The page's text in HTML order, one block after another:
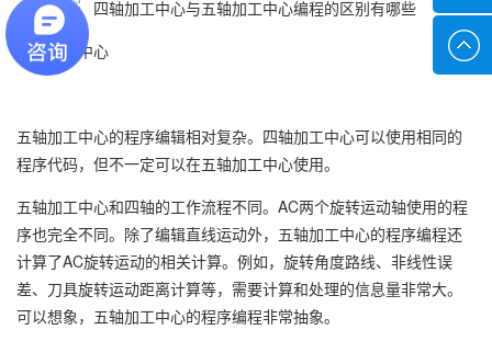
五轴加工中心
五轴加工中心的程序编辑相对复杂。四轴加工中心可以使用相同的
程序代码，但不一定可以在五轴加工中心使用。
五轴加工中心和四轴的工作流程不同。AC两个旋转运动轴使用的程
序也完全不同。除了编辑直线运动外，五轴加工中心的程序编程还
计算了AC旋转运动的相关计算。例如，旋转角度路线、非线性误
差、刀具旋转运动距离计算等，需要计算和处理的信息量非常大。
可以想象，五轴加工中心的程序编程非常抽象。